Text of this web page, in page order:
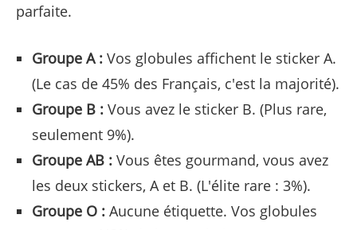
parfaite.
Groupe A : Vos globules affichent le sticker A.
(Le cas de 45% des Français, c'est la majorité).
Groupe B : Vous avez le sticker B. (Plus rare,
seulement 9%).
Groupe AB : Vous êtes gourmand, vous avez
les deux stickers, A et B. (L'élite rare : 3%).
Groupe O : Aucune étiquette. Vos globules